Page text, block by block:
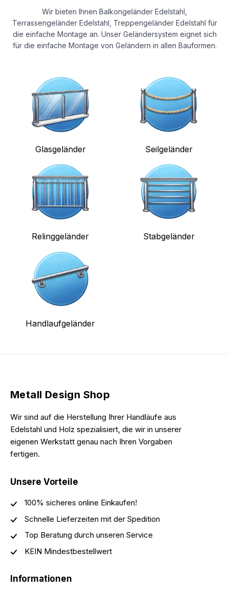
Wir bieten Ihnen Balkongeländer Edelstahl,
Terrassengeländer Edelstahl, Treppengeländer Edelstahl für
die einfache Montage an. Unser Geländersystem eignet sich
für die einfache Montage von Geländern in allen Bauformen.
Glasgeländer Seilgeländer
Relinggeländer Stabgeländer
Handlaufgeländer
Metall Design Shop
Wir sind auf die Herstellung Ihrer Handläufe aus
Edelstahl und Holz spezialisiert, die wir in unserer
eigenen Werkstatt genau nach Ihren Vorgaben
fertigen.
Unsere Vorteile
100% sicheres online Einkaufen!
Schnelle Lieferzeiten mit der Spedition
Top Beratung durch unseren Service
KEIN Mindestbestellwert
Informationen